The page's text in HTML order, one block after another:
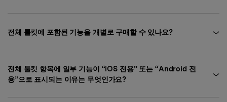
전체 툴킷에 포함된 기능을 개별로 구매할 수 있나요?
전체 툴킷 항목에 일부 기능이 “iOS 전용” 또는 “Android 전
용”으로 표시되는 이유는 무엇인가요?